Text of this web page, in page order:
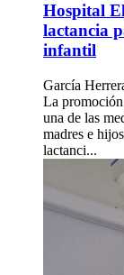
Hospital
lactancia
infantil
García
La promoción
una de las
madres e
lactanci...